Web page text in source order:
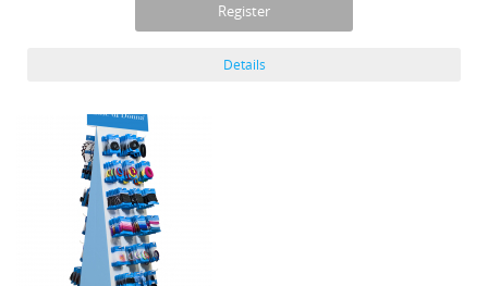
Register
Details